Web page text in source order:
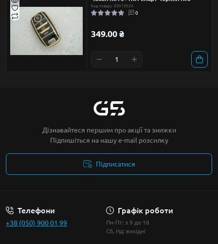
Код товару: 00019524
0
349.00 ₴
Дізнавайтеся першим про акції та знижки
Підпишіться на нашу e-mail розсилку
Підписатися
Телефони
+38 (050) 900 01 99
Графік роботи
Пн-Пт: з 9 до 18
Сб, Нд: вихідні